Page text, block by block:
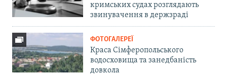
кримських судах розглядають
звинувачення в держзраді
ФОТОГАЛЕРЕЇ
Краса Сімферопольського
водосховища та занедбаність
довкола